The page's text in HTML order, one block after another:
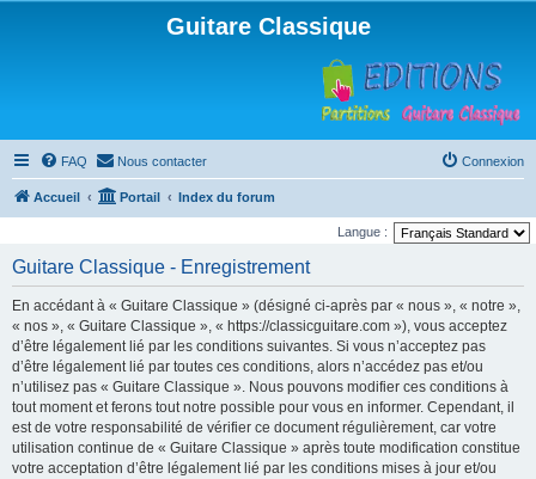
Guitare Classique
FAQ Nous contacter Connexion
Accueil Portail Index du forum
Langue :
Guitare Classique - Enregistrement
En accédant à « Guitare Classique » (désigné ci-après par « nous », « notre »,
« nos », « Guitare Classique », « https://classicguitare.com »), vous acceptez
d’être légalement lié par les conditions suivantes. Si vous n’acceptez pas
d’être légalement lié par toutes ces conditions, alors n’accédez pas et/ou
n’utilisez pas « Guitare Classique ». Nous pouvons modifier ces conditions à
tout moment et ferons tout notre possible pour vous en informer. Cependant, il
est de votre responsabilité de vérifier ce document régulièrement, car votre
utilisation continue de « Guitare Classique » après toute modification constitue
votre acceptation d’être légalement lié par les conditions mises à jour et/ou